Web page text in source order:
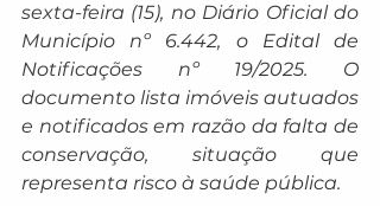
sexta-feira (15), no Diário Oficial do
Município nº 6.442, o Edital de
Notificações nº 19/2025. O
documento lista imóveis autuados
e notificados em razão da falta de
conservação, situação que
representa risco à saúde pública.